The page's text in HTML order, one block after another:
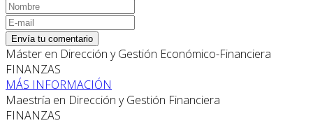
Envía tu comentario
Máster en Dirección y Gestión Económico-Financiera
FINANZAS
MÁS INFORMACIÓN
Maestría en Dirección y Gestión Financiera
FINANZAS